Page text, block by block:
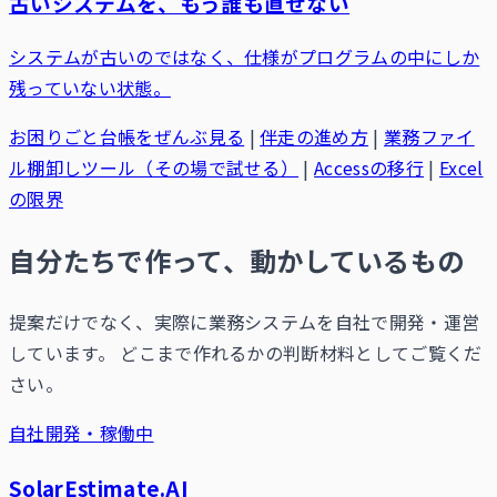
システムが古いのではなく、仕様がプログラムの中にしか
残っていない状態。
お困りごと台帳をぜんぶ見る | 伴走の進め方 | 業務ファイ
ル棚卸しツール（その場で試せる）
| Accessの移行 | Excel
の限界
自分たちで作って、動かしているもの
提案だけでなく、実際に業務システムを自社で開発・運営
しています。 どこまで作れるかの判断材料としてご覧くだ
さい。
自社開発・稼働中
SolarEstimate.AI